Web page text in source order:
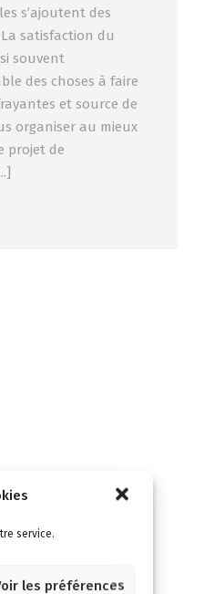
service.
les préférences
s’ajoutent des
satisfaction du
souvent
des choses à faire
et source de
organiser au mieux
projet de